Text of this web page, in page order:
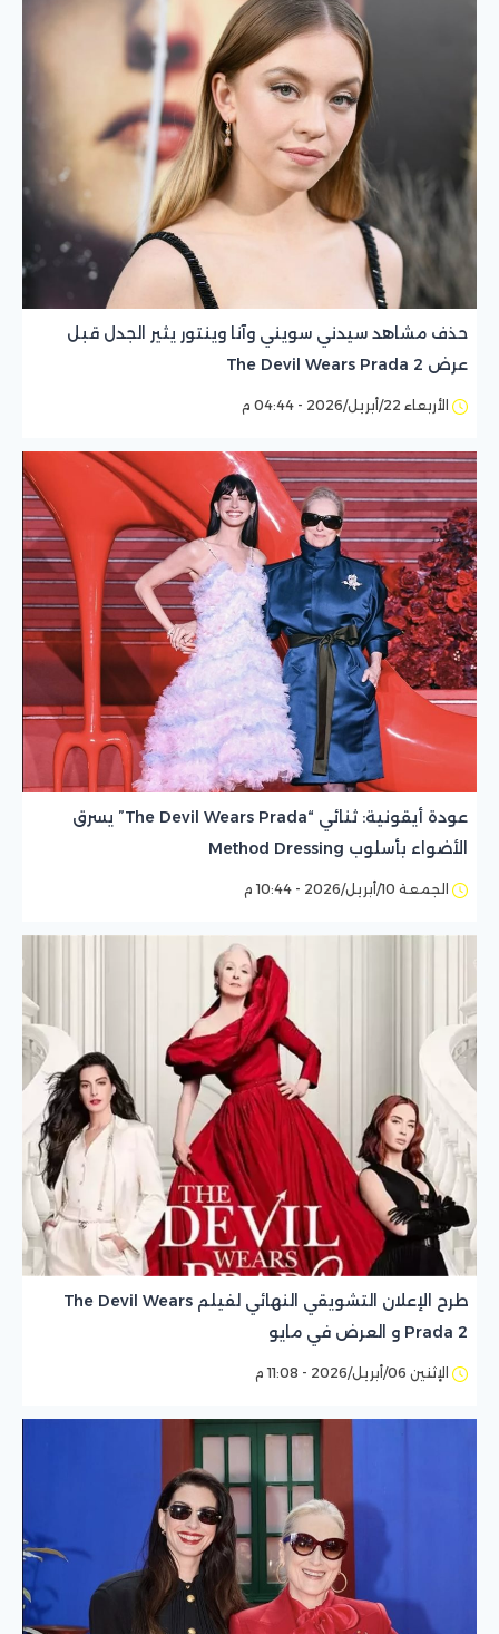
حذف مشاهد سيدني سويني وآنا وينتور يثير الجدل قبل
عرض The Devil Wears Prada 2
الأربعاء 22/أبريل/2026 - 04:44 م
عودة أيقونية: ثنائي “The Devil Wears Prada” يسرق
الأضواء بأسلوب Method Dressing
الجمعة 10/أبريل/2026 - 10:44 م
طرح الإعلان التشويقي النهائي لفيلم The Devil Wears
Prada 2 و العرض في مايو
الإثنين 06/أبريل/2026 - 11:08 م